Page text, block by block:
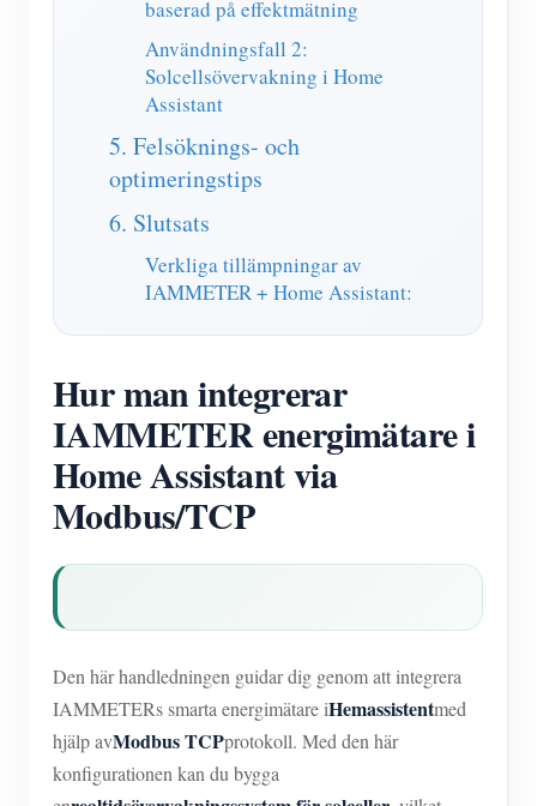
baserad på effektmätning
Användningsfall 2:
Solcellsövervakning i Home
Assistant
5. Felsöknings- och
optimeringstips
6. Slutsats
Verkliga tillämpningar av
IAMMETER + Home Assistant:
Hur man integrerar
IAMMETER energimätare i
Home Assistant via
Modbus/TCP
Den här handledningen guidar dig genom att integrera
IAMMETERs smarta energimätare iHemassistentmed
hjälp avModbus TCPprotokoll. Med den här
konfigurationen kan du bygga